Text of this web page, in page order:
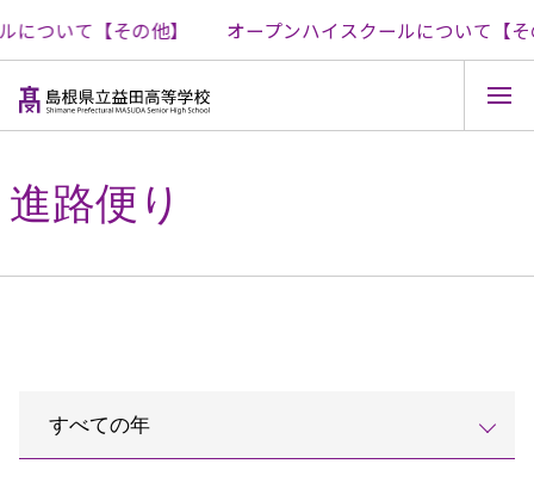
コ
テ
ン
ツ
ス
ついて【その他】 オープンハイスクールについて【そ
進路便り